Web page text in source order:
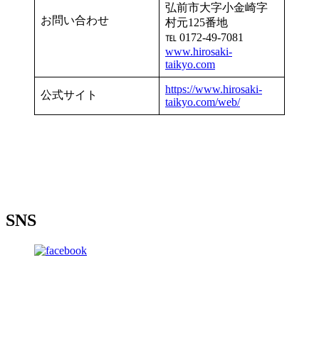
お問い合わせ
弘前市大字小金崎字
村元125番地
℡ 0172-49-7081
www.hirosaki-
taikyo.com
公式サイト
https://www.hirosaki-
taikyo.com/web/
SNS